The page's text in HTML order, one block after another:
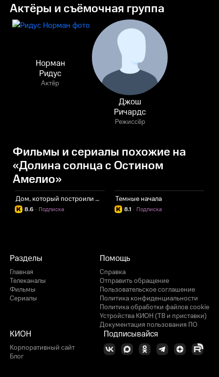
Актёры и съёмочная группа
Норман
Ридус
Актёр
Джош
Ричардс
Режиссёр
Фильмы и сериалы похожие на
«Долина солнца с Остином
Амелио»
Дом, который построили Драконы
8.6 Подписка
·
Темные начала
8.1 Подписка
·
Разделы
Главная
Телеканалы
Фильмы
Сериалы
Помощь
Справка
Отправить обращение
Пользовательское соглашение
Политика конфиденциальности
Политика обработки файлов cookie
Устройства КИОН (ТВ и приставки)
Документация пользования ПО
КИОН
Корпоративный сайт
Блог
Подписывайся